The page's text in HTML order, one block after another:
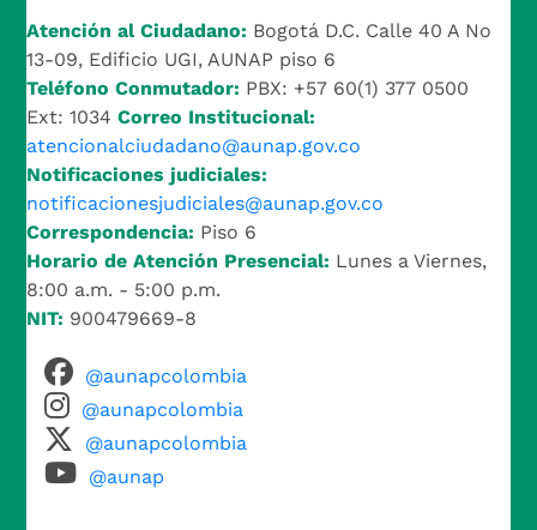
Atención al Ciudadano: Bogotá D.C. Calle 40 A No
13-09, Edificio UGI, AUNAP piso 6
Teléfono Conmutador: PBX: +57 60(1) 377 0500
Ext: 1034 Correo Institucional:
atencionalciudadano@aunap.gov.co
Notificaciones judiciales:
notificacionesjudiciales@aunap.gov.co
Correspondencia: Piso 6
Horario de Atención Presencial: Lunes a Viernes,
8:00 a.m. - 5:00 p.m.
NIT: 900479669-8
@aunapcolombia
@aunapcolombia
@aunapcolombia
@aunap